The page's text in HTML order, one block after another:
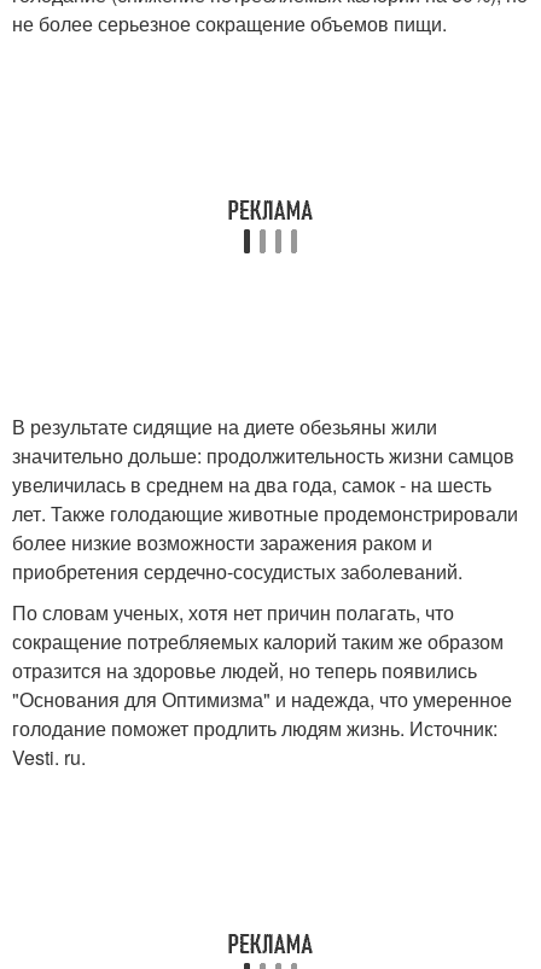
не более серьезное сокращение объемов пищи.
В результате сидящие на диете обезьяны жили
значительно дольше: продолжительность жизни самцов
увеличилась в среднем на два года, самок - на шесть
лет. Также голодающие животные продемонстрировали
более низкие возможности заражения раком и
приобретения сердечно-сосудистых заболеваний.
По словам ученых, хотя нет причин полагать, что
сокращение потребляемых калорий таким же образом
отразится на здоровье людей, но теперь появились
"Основания для Оптимизма" и надежда, что умеренное
голодание поможет продлить людям жизнь. Источник:
Vesti. ru.